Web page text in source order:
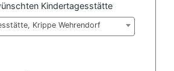
Kindertagesstätte
Krippe Wehrendorf